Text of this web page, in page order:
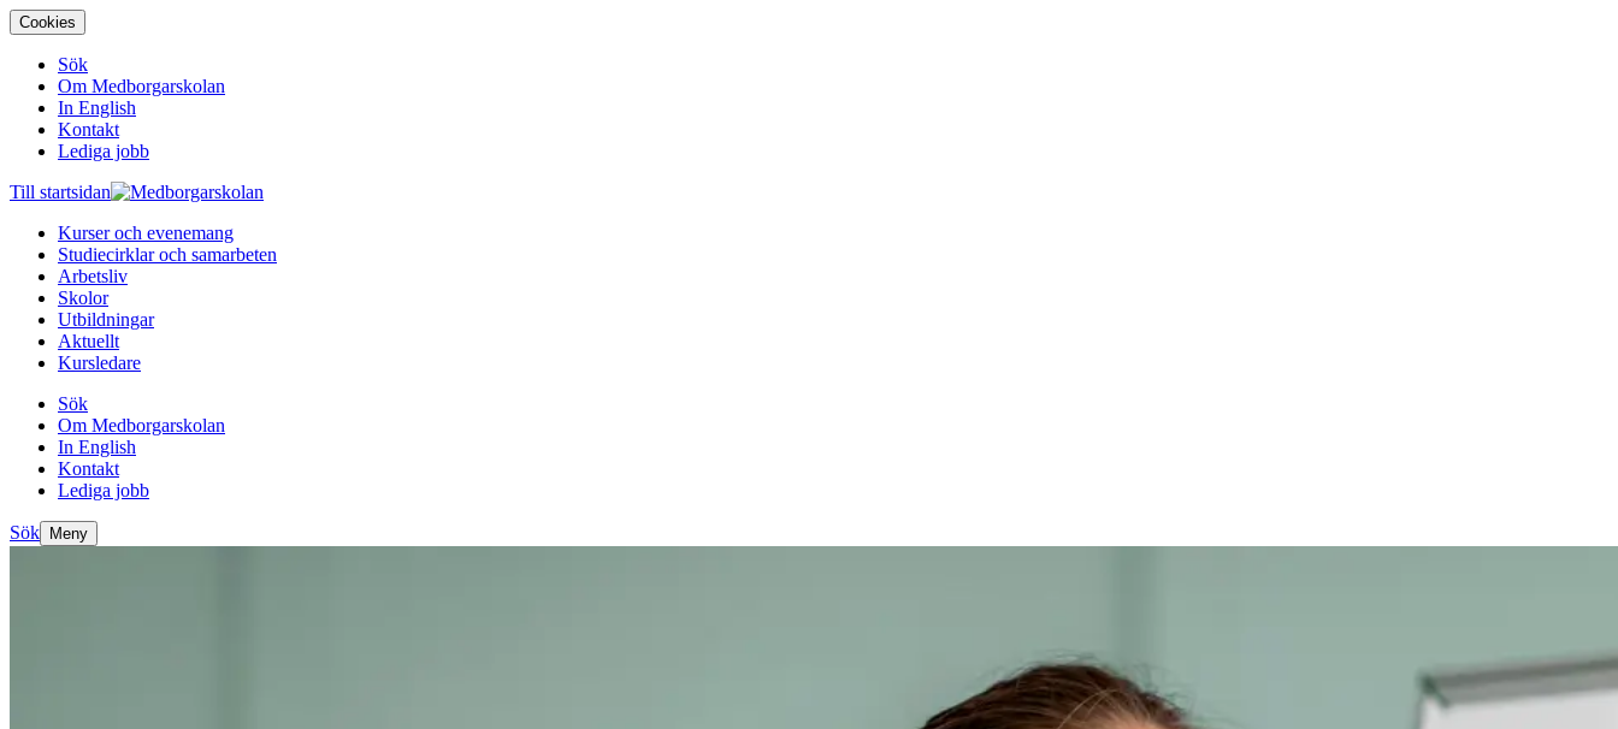
Cookies
Sök
Om Medborgarskolan
In English
Kontakt
Lediga jobb
Till startsidan
Kurser och evenemang
Studiecirklar och samarbeten
Arbetsliv
Skolor
Utbildningar
Aktuellt
Kursledare
Sök
Om Medborgarskolan
In English
Kontakt
Lediga jobb
Sök Meny